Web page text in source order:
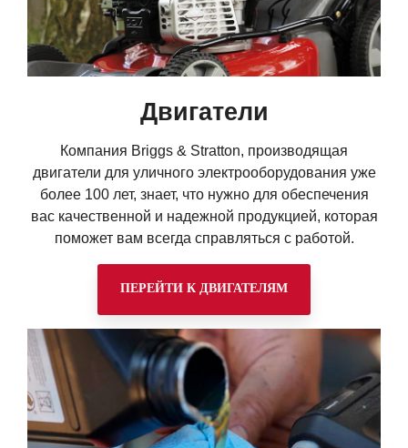
Двигатели
Компания Briggs & Stratton, производящая
двигатели для уличного электрооборудования уже
более 100 лет, знает, что нужно для обеспечения
вас качественной и надежной продукцией, которая
поможет вам всегда справляться с работой.
ПЕРЕЙТИ К ДВИГАТЕЛЯМ